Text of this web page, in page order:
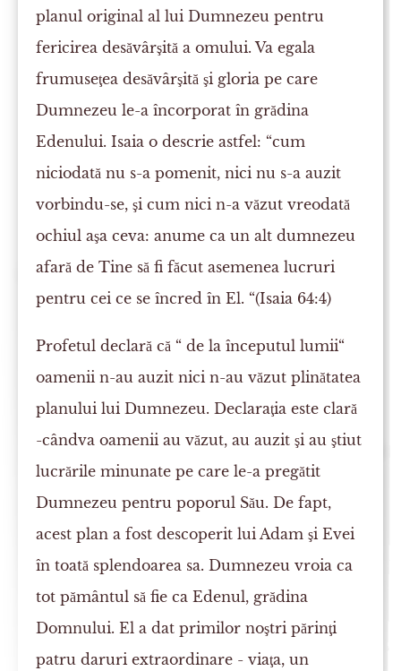
planul original al lui Dumnezeu pentru
fericirea desăvârşită a omului. Va egala
frumuseţea desăvârşită şi gloria pe care
Dumnezeu le-a încorporat în grădina
Edenului. Isaia o descrie astfel: “cum
niciodată nu s-a pomenit, nici nu s-a auzit
vorbindu-se, şi cum nici n-a văzut vreodată
ochiul aşa ceva: anume ca un alt dumnezeu
afară de Tine să fi făcut asemenea lucruri
pentru cei ce se încred în El. “(Isaia 64:4)
Profetul declară că “ de la începutul lumii“
oamenii n-au auzit nici n-au văzut plinătatea
planului lui Dumnezeu. Declaraţia este clară
-cândva oamenii au văzut, au auzit şi au ştiut
lucrările minunate pe care le-a pregătit
Dumnezeu pentru poporul Său. De fapt,
acest plan a fost descoperit lui Adam şi Evei
în toată splendoarea sa. Dumnezeu vroia ca
tot pământul să fie ca Edenul, grădina
Domnului. El a dat primilor noştri părinţi
patru daruri extraordinare - viaţa, un